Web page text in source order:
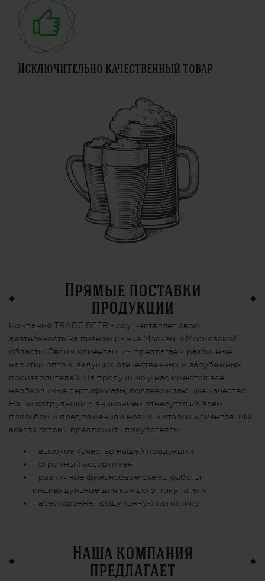
Исключительно качественный товар
Прямые поставки
продукции
Компания TRADE BEER - осуществляет свою
деятельность на пивном рынке Москвы и Московской
области. Своим клиентам мы предлагаем различные
напитки оптом, ведущих отечественных и зарубежных
производителей. На продукцию у нас имеются все
необходимые сертификаты, подтверждающие качество.
Наши сотрудники с вниманием отнесутся ко всем
просьбам и предложениям новых и старых клиентов. Мы
всегда готовы предложить покупателям:
- высокое качество нашей продукции
- огромный ассортимент
- различные финансовые схемы работы,
индивидульные для каждого покупателя
- всесторонне продуманную логистику.
Наша компания
предлагает